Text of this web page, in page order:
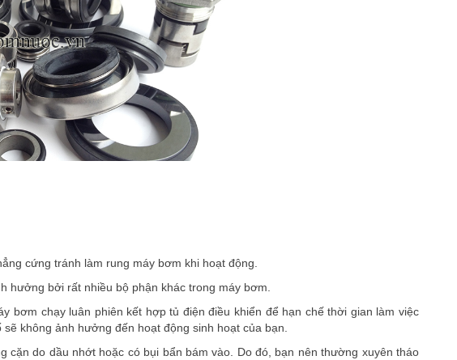
cứng tránh làm rung máy bơm khi hoạt động.
hưởng bởi rất nhiều bộ phận khác trong máy bơm.
chạy luân phiên kết hợp tủ điện điều khiển để hạn chế thời gian làm việc
không ảnh hưởng đến hoạt động sinh hoạt của bạn.
do dầu nhớt hoặc có bụi bẩn bám vào. Do đó, bạn nên thường xuyên tháo